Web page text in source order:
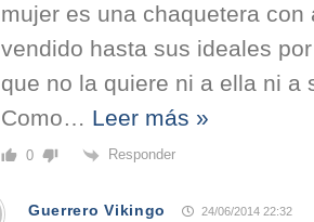
mujer es una chaquetera
vendido hasta sus ideales
que no la quiere ni a ella ni a
Como… Leer más »
0 Responder
Guerrero Vikingo 24/06/2014 22:32